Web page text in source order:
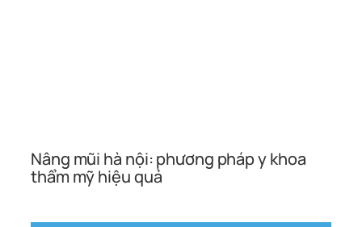
Nâng mũi hà nội: phương pháp y khoa
thẩm mỹ hiệu quả